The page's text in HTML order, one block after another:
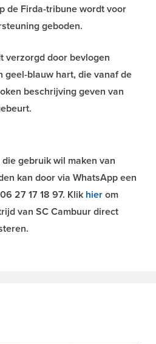
de Firda-tribune wordt voor
geboden.
verzorgd door bevlogen
geel-blauw hart, die vanaf de
beschrijving geven van
gebruik wil maken van
kan door via WhatsApp een
27 17 18 97. Klik hierom
van SC Cambuur direct